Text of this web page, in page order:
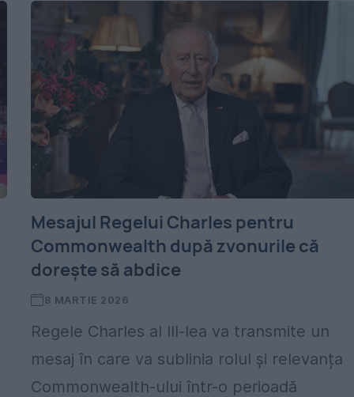
Mesajul Regelui Charles pentru
Commonwealth după zvonurile că
dorește să abdice
8 MARTIE 2026
Regele Charles al III-lea va transmite un
mesaj în care va sublinia rolul și relevanța
Commonwealth-ului într-o perioadă